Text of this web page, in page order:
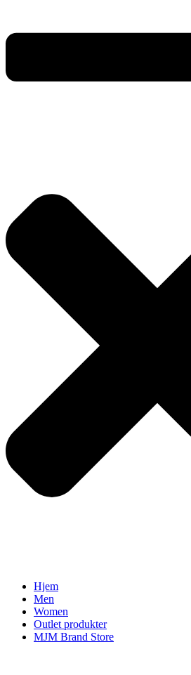
Hjem
Men
Women
Outlet produkter
MJM Brand Store